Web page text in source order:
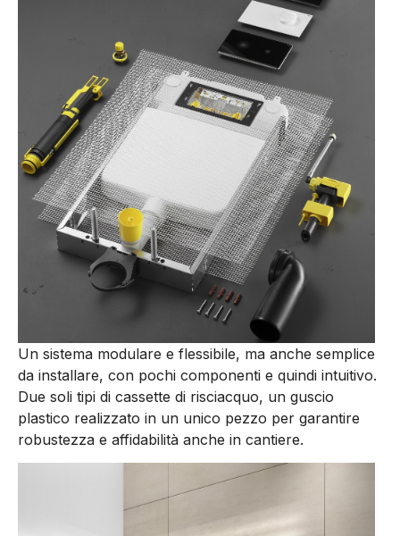
Un sistema modulare e flessibile, ma anche semplice
da installare, con pochi componenti e quindi intuitivo.
Due soli tipi di cassette di risciacquo, un guscio
plastico realizzato in un unico pezzo per garantire
robustezza e affidabilità anche in cantiere.